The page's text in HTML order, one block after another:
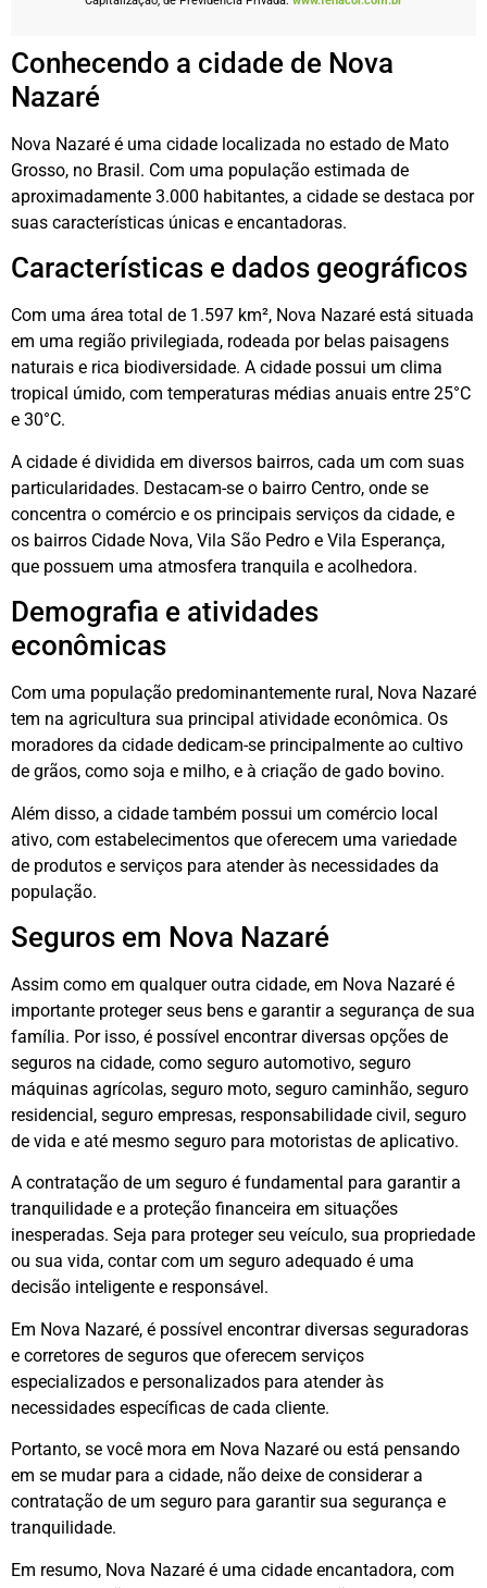
Conhecendo a cidade de Nova
Nazaré
Nova Nazaré é uma cidade localizada no estado de Mato
Grosso, no Brasil. Com uma população estimada de
aproximadamente 3.000 habitantes, a cidade se destaca por
suas características únicas e encantadoras.
Características e dados geográficos
Com uma área total de 1.597 km², Nova Nazaré está situada
em uma região privilegiada, rodeada por belas paisagens
naturais e rica biodiversidade. A cidade possui um clima
tropical úmido, com temperaturas médias anuais entre 25°C
e 30°C.
A cidade é dividida em diversos bairros, cada um com suas
particularidades. Destacam-se o bairro Centro, onde se
concentra o comércio e os principais serviços da cidade, e
os bairros Cidade Nova, Vila São Pedro e Vila Esperança,
que possuem uma atmosfera tranquila e acolhedora.
Demografia e atividades
econômicas
Com uma população predominantemente rural, Nova Nazaré
tem na agricultura sua principal atividade econômica. Os
moradores da cidade dedicam-se principalmente ao cultivo
de grãos, como soja e milho, e à criação de gado bovino.
Além disso, a cidade também possui um comércio local
ativo, com estabelecimentos que oferecem uma variedade
de produtos e serviços para atender às necessidades da
população.
Seguros em Nova Nazaré
Assim como em qualquer outra cidade, em Nova Nazaré é
importante proteger seus bens e garantir a segurança de sua
família. Por isso, é possível encontrar diversas opções de
seguros na cidade, como seguro automotivo, seguro
máquinas agrícolas, seguro moto, seguro caminhão, seguro
residencial, seguro empresas, responsabilidade civil, seguro
de vida e até mesmo seguro para motoristas de aplicativo.
A contratação de um seguro é fundamental para garantir a
tranquilidade e a proteção financeira em situações
inesperadas. Seja para proteger seu veículo, sua propriedade
ou sua vida, contar com um seguro adequado é uma
decisão inteligente e responsável.
Em Nova Nazaré, é possível encontrar diversas seguradoras
e corretores de seguros que oferecem serviços
especializados e personalizados para atender às
necessidades específicas de cada cliente.
Portanto, se você mora em Nova Nazaré ou está pensando
em se mudar para a cidade, não deixe de considerar a
contratação de um seguro para garantir sua segurança e
tranquilidade.
Em resumo, Nova Nazaré é uma cidade encantadora, com